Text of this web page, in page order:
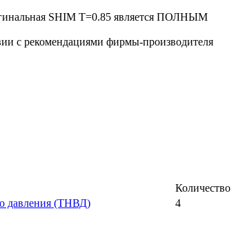
SHIM T=0.85 является ПОЛНЫМ
с рекомендациями фирмы-производителя
Количество
давления (ТНВД) 4